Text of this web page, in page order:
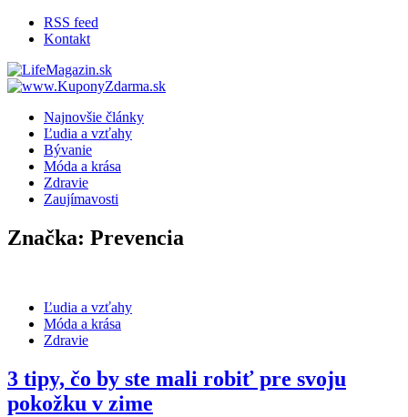
RSS feed
Kontakt
Najnovšie články
Ľudia a vzťahy
Bývanie
Móda a krása
Zdravie
Zaujímavosti
Značka: Prevencia
Ľudia a vzťahy
Móda a krása
Zdravie
3 tipy, čo by ste mali robiť pre svoju
pokožku v zime